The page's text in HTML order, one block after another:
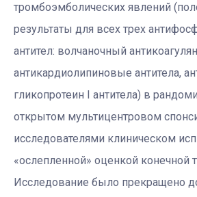
тромбоэмболических явлений
результаты для всех трех
антител: волчаночный
антикардиолипиновые антитела,
гликопротеин I антитела) в
открытом мультицентровом
исследователями клиническом
«ослепленной» оценкой конечной
Исследование было прекращено